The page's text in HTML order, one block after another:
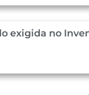
exigida no